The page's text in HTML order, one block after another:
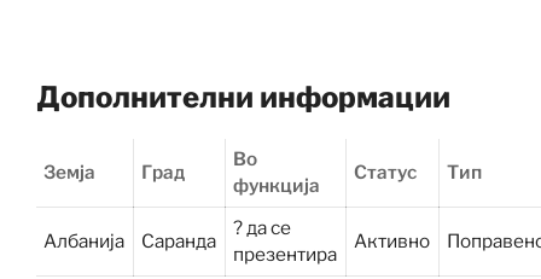
Дополнителни информации
Земја Град
Во
функција
Статус Тип
Албанија Саранда
? да се
презентира
Активно